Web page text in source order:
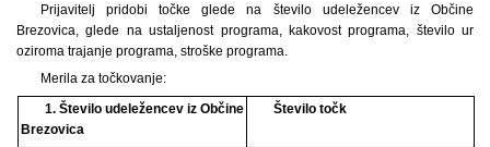
Prijavitelj pridobi točke glede na število udeležencev iz Občine
Brezovica, glede na ustaljenost programa, kakovost programa, število ur
oziroma trajanje programa, stroške programa.
Merila za točkovanje:
1. Število udeležencev iz Občine
Brezovica
Število točk